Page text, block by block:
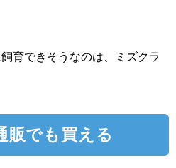
育できそうなのは、ミズクラ
販でも買える